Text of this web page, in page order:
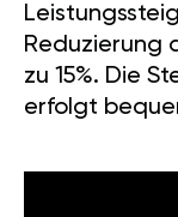
Reduzierung
zu 15%. Die
erfolgt